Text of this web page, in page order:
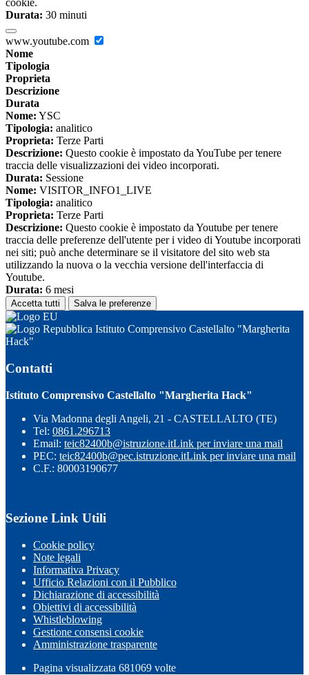
cookie.
Durata: 30 minuti
www.youtube.com
Nome
Tipologia
Proprieta
Descrizione
Durata
Nome: YSC
Tipologia: analitico
Proprieta: Terze Parti
Descrizione: Questo cookie è impostato da YouTube per tenere
traccia delle visualizzazioni dei video incorporati.
Durata: Sessione
Nome: VISITOR_INFO1_LIVE
Tipologia: analitico
Proprieta: Terze Parti
Descrizione: Questo cookie è impostato da Youtube per tenere
traccia delle preferenze dell'utente per i video di Youtube incorporati
nei siti; può anche determinare se il visitatore del sito web sta
utilizzando la nuova o la vecchia versione dell'interfaccia di
Youtube.
Durata: 6 mesi
Accetta tutti Salva le preferenze
Istituto Comprensivo Castellalto "Margherita
Hack"
Contatti
Istituto Comprensivo Castellalto "Margherita Hack"
Via Madonna degli Angeli, 21 - CASTELLALTO (TE)
Tel: 0861.296713
Email: teic82400b@istruzione.itLink per inviare una mail
PEC: teic82400b@pec.istruzione.itLink per inviare una mail
C.F.: 80003190677
Sezione Link Utili
Cookie policy
Note legali
Informativa Privacy
Ufficio Relazioni con il Pubblico
Dichiarazione di accessibilità
Obiettivi di accessibilità
Whistleblowing
Gestione consensi cookie
Amministrazione trasparente
Pagina visualizzata 681069 volte